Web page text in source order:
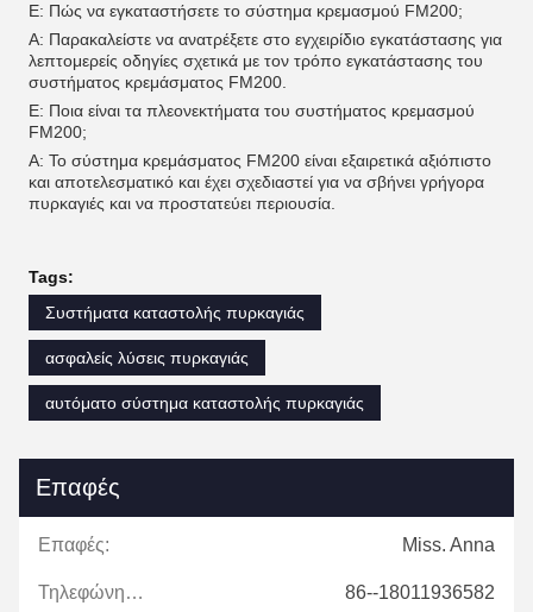
Ε: Πώς να εγκαταστήσετε το σύστημα κρεμασμού FM200;
Α: Παρακαλείστε να ανατρέξετε στο εγχειρίδιο εγκατάστασης για
λεπτομερείς οδηγίες σχετικά με τον τρόπο εγκατάστασης του
συστήματος κρεμάσματος FM200.
Ε: Ποια είναι τα πλεονεκτήματα του συστήματος κρεμασμού
FM200;
Α: Το σύστημα κρεμάσματος FM200 είναι εξαιρετικά αξιόπιστο
και αποτελεσματικό και έχει σχεδιαστεί για να σβήνει γρήγορα
πυρκαγιές και να προστατεύει περιουσία.
Tags:
Συστήματα καταστολής πυρκαγιάς
ασφαλείς λύσεις πυρκαγιάς
αυτόματο σύστημα καταστολής πυρκαγιάς
Επαφές
Επαφές: Miss. Anna
Τηλεφώνημα: 86--18011936582